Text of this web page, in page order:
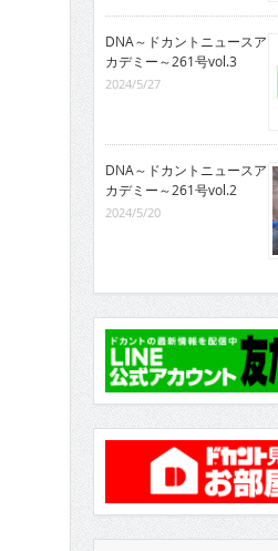
DNA～ドカントニュースア
カデミー～261号vol.3
2024/5/27
DNA～ドカントニュースア
カデミー～261号vol.2
2024/5/20